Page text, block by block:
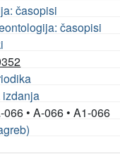
časopisi
časopisi
066 •A-066 •A1-066